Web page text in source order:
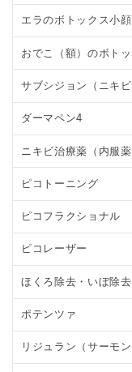
エラのボトックス小
おでこ（額）のボト
サブシジョン（ニキ
ダーマペン4
ニキビ治療薬（内服薬
ピコトーニング
ピコフラクショナル
ピコレーザー
ほくろ除去・いぼ除去
ポテンツァ
リジュラン（サーモン